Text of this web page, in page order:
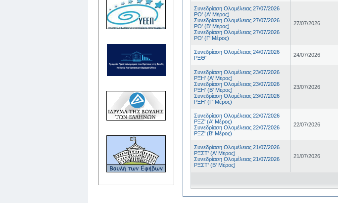
Συνεδρίαση Ολομέλειας 27/07/2026
ΡΟ' (Α' Μέρος)
Συνεδρίαση Ολομέλειας 27/07/2026
ΡΟ' (Β' Μέρος)
Συνεδρίαση Ολομέλειας 27/07/2026
ΡΟ' (Γ' Μέρος)
27/07/2026
Συνεδρίαση Ολομέλειας 24/07/2026
ΡΞΘ'
24/07/2026
Συνεδρίαση Ολομέλειας 23/07/2026
ΡΞΗ' (Α' Μέρος)
Συνεδρίαση Ολομέλειας 23/07/2026
ΡΞΗ' (Β' Μέρος)
Συνεδρίαση Ολομέλειας 23/07/2026
ΡΞΗ' (Γ' Μέρος)
23/07/2026
Συνεδρίαση Ολομέλειας 22/07/2026
ΡΞΖ' (Α' Μέρος)
Συνεδρίαση Ολομέλειας 22/07/2026
ΡΞΖ' (Β' Μέρος)
22/07/2026
Συνεδρίαση Ολομέλειας 21/07/2026
ΡΞΣΤ' (Α' Μέρος)
Συνεδρίαση Ολομέλειας 21/07/2026
ΡΞΣΤ' (Β' Μέρος)
21/07/2026